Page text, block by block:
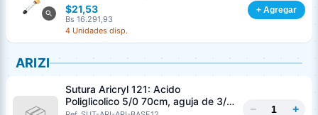
$21,53
Bs 16.291,93
4 Unidades disp.
+ Agregar
ARIZI
Sutura Aricryl 121: Acido
Poliglicolico 5/0 70cm, aguja de 3/8
− +